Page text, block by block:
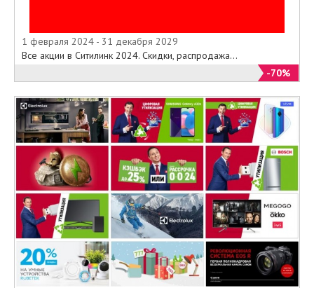
1 февраля 2024 - 31 декабря 2029
Все акции в Ситилинк 2024. Скидки, распродажа...
-70%